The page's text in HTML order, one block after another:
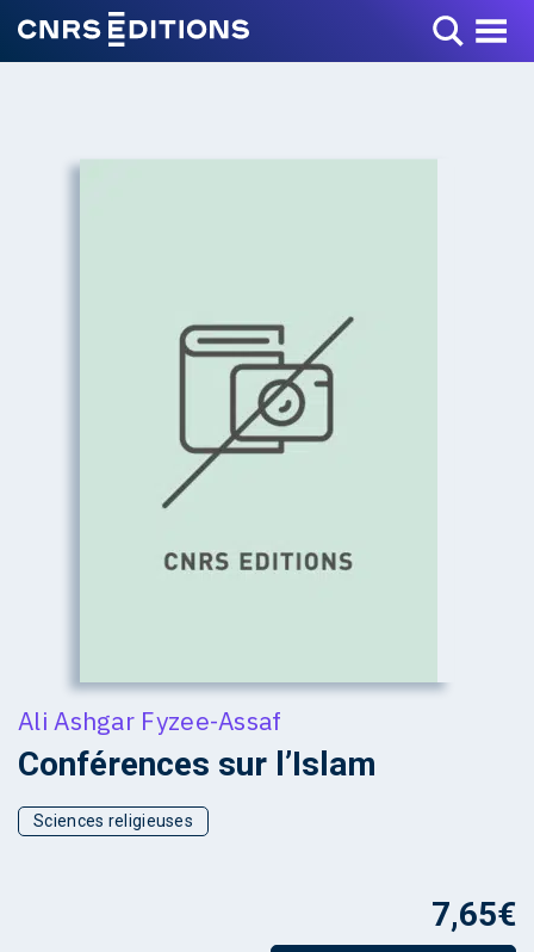
Toggle Menu
Ali Ashgar Fyzee-Assaf
Conférences sur l’Islam
Sciences religieuses
7,65€